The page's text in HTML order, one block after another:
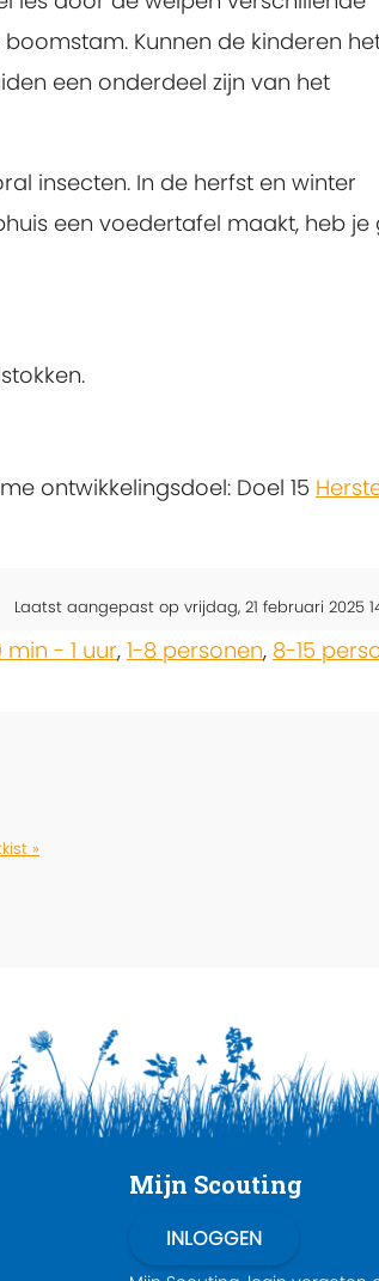
Kunnen de kinderen
een onderdeel zijn van het
insecten. In de herfst en winter
een voedertafel maakt, heb je
ontwikkelingsdoel: Doel 15
Laatst aangepast op vrijdag, 21 februari 2025
min - 1 uur, 1-8 personen, 8-15
»
Mijn Scouting